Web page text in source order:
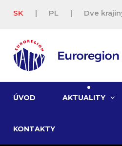
SK | PL | Dve
ÚVOD AKTUALITY
KONTAKTY